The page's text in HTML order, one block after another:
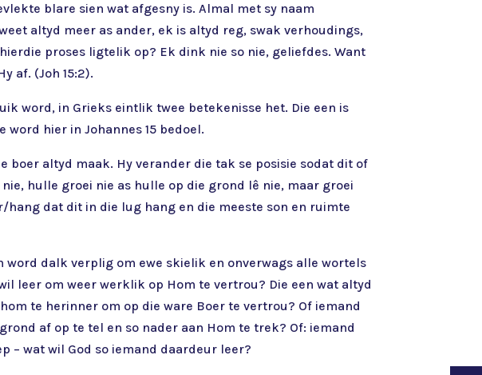
blare sien wat afgesny is. Almal met sy naam
altyd meer as ander, ek is altyd reg, swak verhoudings,
proses ligtelik op? Ek dink nie so nie, geliefdes. Want
af. (Joh 15:2).
word, in Grieks eintlik twee betekenisse het. Die een is
word hier in Johannes 15 bedoel.
boer altyd maak. Hy verander die tak se posisie sodat dit of
hulle groei nie as hulle op die grond lê nie, maar groei
hang dat dit in die lug hang en die meeste son en ruimte
word dalk verplig om ewe skielik en onverwags alle wortels
leer om weer werklik op Hom te vertrou? Die een wat altyd
te herinner om op die ware Boer te vertrou? Of iemand
af op te tel en so nader aan Hom te trek? Of: iemand
– wat wil God so iemand daardeur leer?